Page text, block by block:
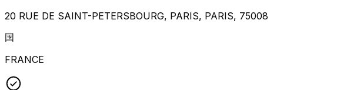
20 RUE DE SAINT-PETERSBOURG, PARIS, PARIS, 75008
国
FRANCE